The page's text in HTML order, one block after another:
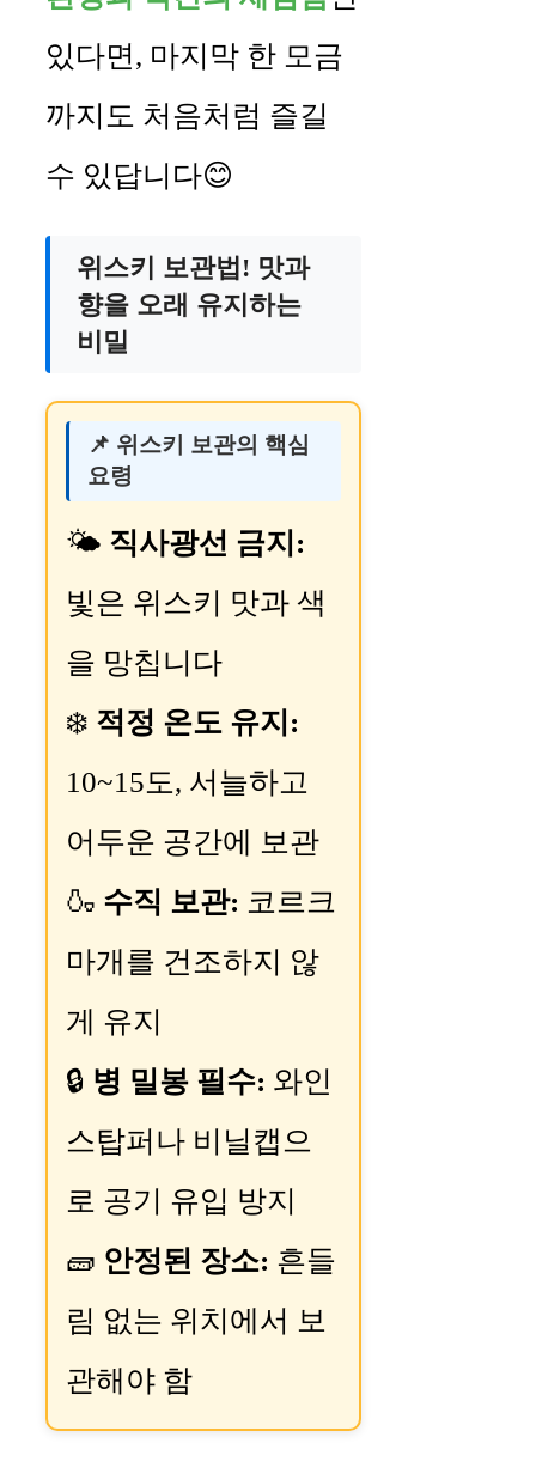
있다면, 마지막 한 모금
까지도 처음처럼 즐길
수 있답니다😊
위스키 보관법! 맛과
향을 오래 유지하는
비밀
📌 위스키 보관의 핵심
요령
🌤️ 직사광선 금지:
빛은 위스키 맛과 색
을 망칩니다
❄️ 적정 온도 유지:
10~15도, 서늘하고
어두운 공간에 보관
🍶 수직 보관: 코르크
마개를 건조하지 않
게 유지
🔒 병 밀봉 필수: 와인
스탑퍼나 비닐캡으
로 공기 유입 방지
🧱 안정된 장소: 흔들
림 없는 위치에서 보
관해야 함